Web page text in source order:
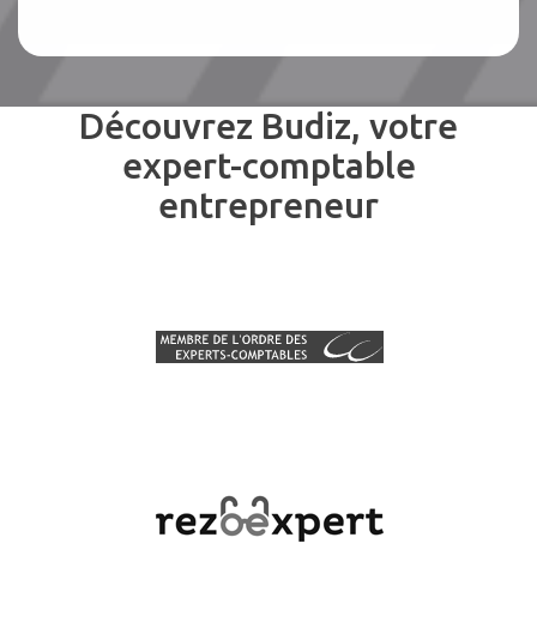
Découvrez Budiz, votre
expert-comptable
entrepreneur